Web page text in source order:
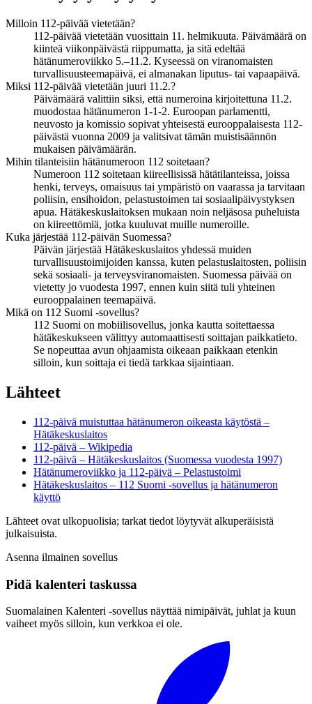
Milloin 112-päivää vietetään?
112-päivää vietetään vuosittain 11. helmikuuta. Päivämäärä on
kiinteä viikonpäivästä riippumatta, ja sitä edeltää
hätänumeroviikko 5.–11.2. Kyseessä on viranomaisten
turvallisuusteemapäivä, ei almanakan liputus- tai vapaapäivä.
Miksi 112-päivää vietetään juuri 11.2.?
Päivämäärä valittiin siksi, että numeroina kirjoitettuna 11.2.
muodostaa hätänumeron 1-1-2. Euroopan parlamentti,
neuvosto ja komissio sopivat yhteisestä eurooppalaisesta 112-
päivästä vuonna 2009 ja valitsivat tämän muistisäännön
mukaisen päivämäärän.
Mihin tilanteisiin hätänumeroon 112 soitetaan?
Numeroon 112 soitetaan kiireellisissä hätätilanteissa, joissa
henki, terveys, omaisuus tai ympäristö on vaarassa ja tarvitaan
poliisin, ensihoidon, pelastustoimen tai sosiaalipäivystyksen
apua. Hätäkeskuslaitoksen mukaan noin neljäsosa puheluista
on kiireettömiä, jotka kuuluvat muille numeroille.
Kuka järjestää 112-päivän Suomessa?
Päivän järjestää Hätäkeskuslaitos yhdessä muiden
turvallisuustoimijoiden kanssa, kuten pelastuslaitosten, poliisin
sekä sosiaali- ja terveysviranomaisten. Suomessa päivää on
vietetty jo vuodesta 1997, ennen kuin siitä tuli yhteinen
eurooppalainen teemapäivä.
Mikä on 112 Suomi -sovellus?
112 Suomi on mobiilisovellus, jonka kautta soitettaessa
hätäkeskukseen välittyy automaattisesti soittajan paikkatieto.
Se nopeuttaa avun ohjaamista oikeaan paikkaan etenkin
silloin, kun soittaja ei tiedä tarkkaa sijaintiaan.
Lähteet
112-päivä muistuttaa hätänumeron oikeasta käytöstä –
Hätäkeskuslaitos
112-päivä – Wikipedia
112-päivä – Hätäkeskuslaitos (Suomessa vuodesta 1997)
Hätänumeroviikko ja 112-päivä – Pelastustoimi
Hätäkeskuslaitos – 112 Suomi -sovellus ja hätänumeron
käyttö
Lähteet ovat ulkopuolisia; tarkat tiedot löytyvät alkuperäisistä
julkaisuista.
Asenna ilmainen sovellus
Pidä kalenteri taskussa
Suomalainen Kalenteri ‑sovellus näyttää nimipäivät, juhlat ja kuun
vaiheet myös silloin, kun verkkoa ei ole.